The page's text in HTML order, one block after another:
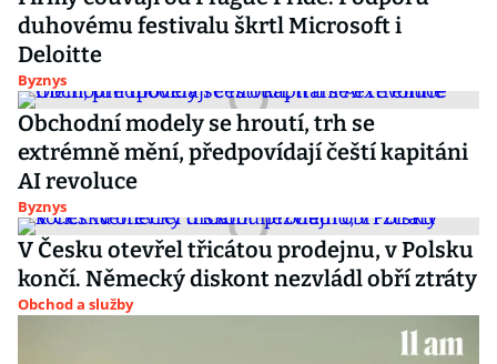
duhovému festivalu škrtl Microsoft i
Deloitte
Byznys
Obchodní modely se hroutí, trh se
extrémně mění, předpovídají čeští kapitáni
AI revoluce
Byznys
V Česku otevřel třicátou prodejnu, v Polsku
končí. Německý diskont nezvládl obří ztráty
Obchod a služby